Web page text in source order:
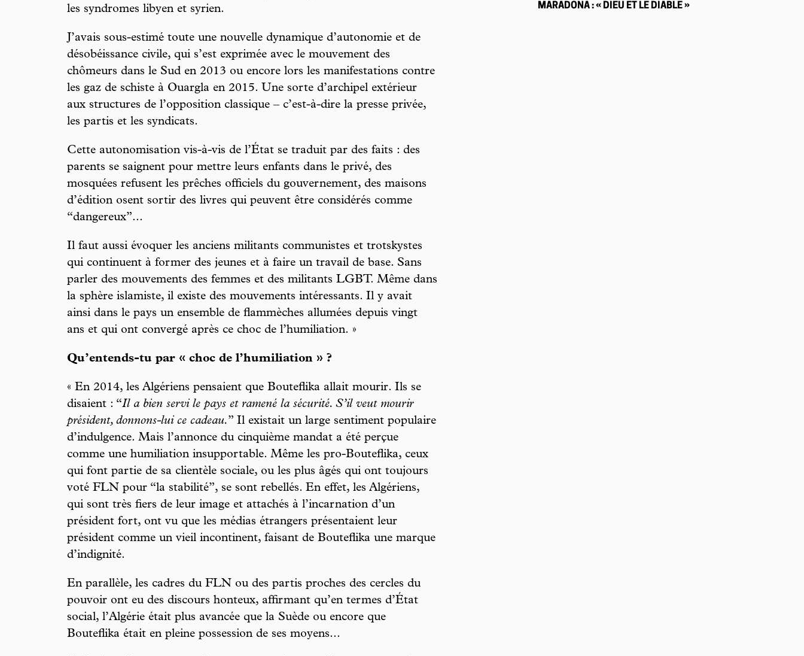
les syndromes libyen et syrien.
J’avais sous-estimé toute une nouvelle dynamique d’autonomie et de
désobéissance civile, qui s’est exprimée avec le mouvement des
chômeurs dans le Sud en 2013 ou encore lors les manifestations contre
les gaz de schiste à Ouargla en 2015. Une sorte d’archipel extérieur
aux structures de l’opposition classique – c’est-à-dire la presse privée,
les partis et les syndicats.
Cette autonomisation vis-à-vis de l’État se traduit par des faits : des
parents se saignent pour mettre leurs enfants dans le privé, des
mosquées refusent les prêches officiels du gouvernement, des maisons
d’édition osent sortir des livres qui peuvent être considérés comme
“dangereux”...
Il faut aussi évoquer les anciens militants communistes et trotskystes
qui continuent à former des jeunes et à faire un travail de base. Sans
parler des mouvements des femmes et des militants LGBT. Même dans
la sphère islamiste, il existe des mouvements intéressants. Il y avait
ainsi dans le pays un ensemble de flammèches allumées depuis vingt
ans et qui ont convergé après ce choc de l’humiliation. »
Qu’entends-tu par « choc de l’humiliation » ?
« En 2014, les Algériens pensaient que Bouteflika allait mourir. Ils se
disaient : “Il a bien servi le pays et ramené la sécurité. S’il veut mourir
président, donnons-lui ce cadeau.” Il existait un large sentiment populaire
d’indulgence. Mais l’annonce du cinquième mandat a été perçue
comme une humiliation insupportable. Même les pro-Bouteflika, ceux
qui font partie de sa clientèle sociale, ou les plus âgés qui ont toujours
voté FLN pour “la stabilité”, se sont rebellés. En effet, les Algériens,
qui sont très fiers de leur image et attachés à l’incarnation d’un
président fort, ont vu que les médias étrangers présentaient leur
président comme un vieil incontinent, faisant de Bouteflika une marque
d’indignité.
En parallèle, les cadres du FLN ou des partis proches des cercles du
pouvoir ont eu des discours honteux, affirmant qu’en termes d’État
social, l’Algérie était plus avancée que la Suède ou encore que
Bouteflika était en pleine possession de ses moyens...
MARADONA : « DIEU ET LE DIABLE »